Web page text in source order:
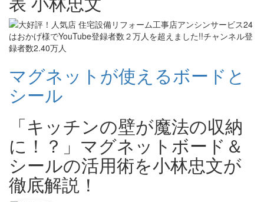
マグネットが使えるボードと
シール
「キッチンの壁が魔法の収納
に！？」マグネットボード＆
シールの活用術を小林忠文が
徹底解説！